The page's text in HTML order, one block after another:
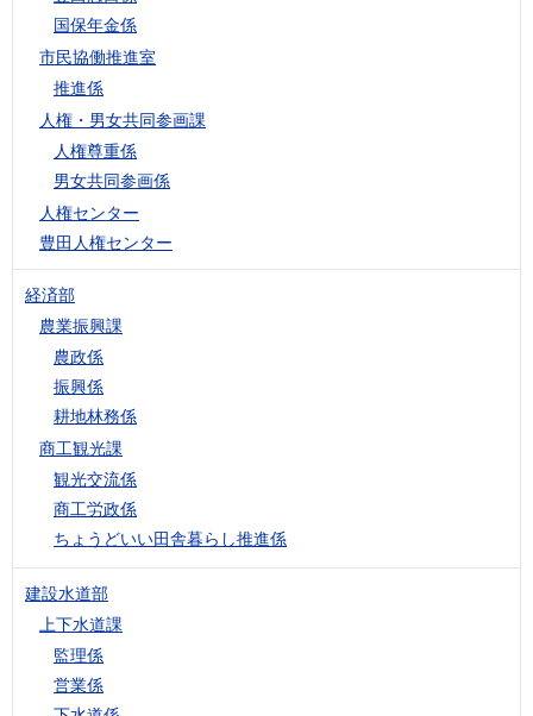
国保年金係
市民協働推進室
推進係
人権・男女共同参画課
人権尊重係
男女共同参画係
人権センター
豊田人権センター
経済部
農業振興課
農政係
振興係
耕地林務係
商工観光課
観光交流係
商工労政係
ちょうどいい田舎暮らし推進係
建設水道部
上下水道課
監理係
営業係